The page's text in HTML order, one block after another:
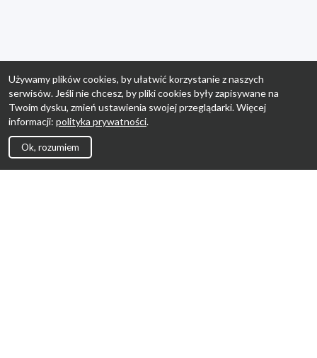
Używamy plików cookies, by ułatwić korzystanie z naszych
serwisów. Jeśli nie chcesz, by pliki cookies były zapisywane na
Twoim dysku, zmień ustawienia swojej przeglądarki. Więcej
informacji: polityka prywatności.
Ok, rozumiem